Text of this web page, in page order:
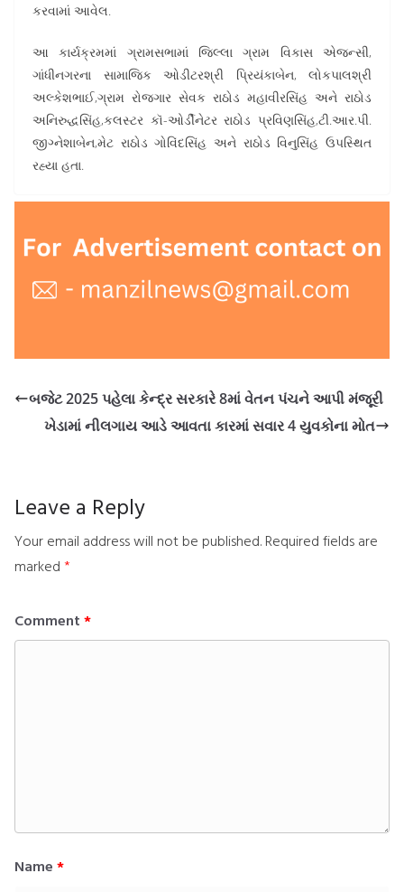
કરવામાં આવેલ.
આ કાર્યક્રમમાં ગ્રામસભામાં જિલ્લા ગ્રામ વિકાસ એજન્સી,
ગાંધીનગરના સામાજિક ઓડીટરશ્રી પ્રિયંકાબેન, લોકપાલશ્રી
અલ્કેશભાઈ,ગ્રામ રોજગાર સેવક રાઠોડ મહાવીરસિંહ અને રાઠોડ
અનિરુદ્ધસિંહ,કલસ્ટર કૉ-ઓર્ડીનેટર રાઠોડ પ્રવિણસિંહ,ટી.આર.પી.
જીગ્નેશાબેન,મેટ રાઠોડ ગોવિંદસિંહ અને રાઠોડ વિનુસિંહ ઉપસ્થિત
રહ્યા હતા.
બજેટ 2025 પહેલા કેન્દ્ર સરકારે 8માં વેતન પંચને આપી મંજૂરી
ખેડામાં નીલગાય આડે આવતા કારમાં સવાર 4 યુવકોના મોત
Leave a Reply
Your email address will not be published. Required fields are
marked *
Comment *
Name *